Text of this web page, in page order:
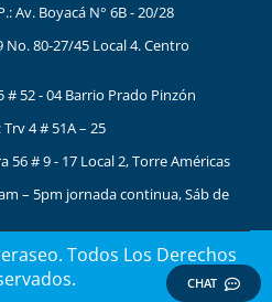
Av. Boyacá N° 6B - 20/28
No. 80-27/45 Local 4. Centro
# 52 - 04 Barrio Prado Pinzón
4 # 51A – 25
56 # 9 - 17 Local 2, Torre Américas
– 5pm jornada continua, Sáb de
Todos Los Derechos
CHAT